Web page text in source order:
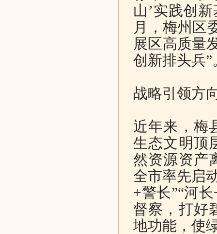
山’实践创
月，梅州区
展区高质量
创新排头兵”
战略引领方
近年来，梅
生态文明顶
然资源资产
全市率先启
+警长”“河
督察，打好
地功能，使